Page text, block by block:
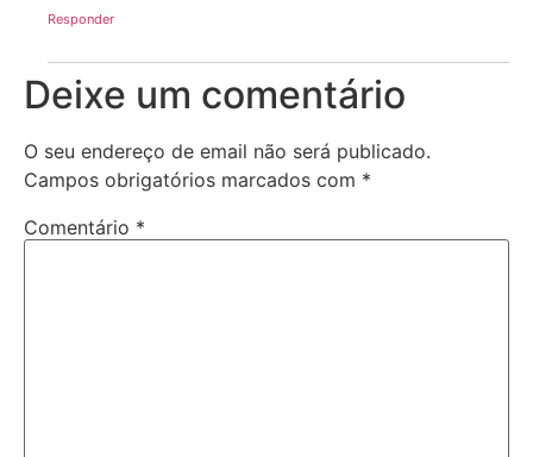
Responder
Deixe um comentário
O seu endereço de email não será publicado.
Campos obrigatórios marcados com *
Comentário *